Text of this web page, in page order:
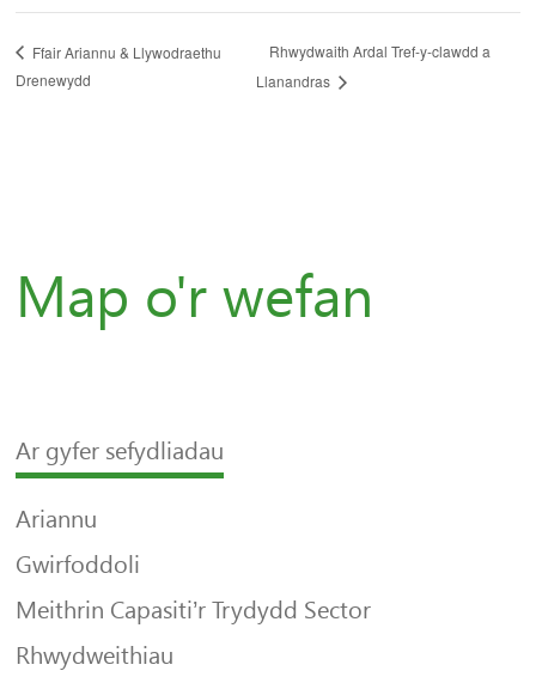
Ffair Ariannu & Llywodraethu
Drenewydd
Rhwydwaith Ardal Tref-y-clawdd a
Llanandras
Map o'r wefan
Ar gyfer sefydliadau
Ariannu
Gwirfoddoli
Meithrin Capasiti’r Trydydd Sector
Rhwydweithiau